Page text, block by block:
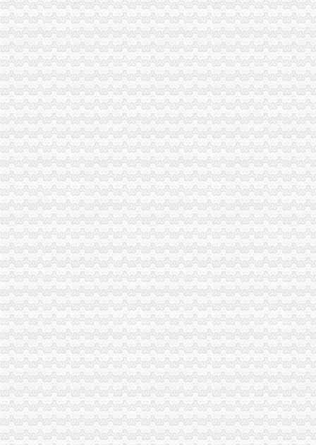
【招商银行渝中区马家堡自助银行】招商银行渝中区马家堡自助银行
说课唐令春重庆渝中区马家堡小学《可能》-原创-搜狐
重庆市渝中区马家堡小学评论怎么样-我要搜学网
【重庆市渝中区大坪制面厂马家堡饮食店】重庆市渝中区大坪制面厂
说课唐令春重庆渝中区马家堡小学《可能》—在线播放—优酷
重庆市渝中区马家堡粮店_重庆市_渝中区_企业在线
渝中区马家堡小学2017招生范围,马家堡小学6月24日报名-小学教育-
电子察上岗一个月渝中区马家堡路段变通畅重庆新闻联播—
重庆市渝中区人民
渝中区社区服务网-马家堡社区
渝中区马家堡小学2015招生简章及划片-重庆本地宝
渝中区马家堡小学_渝中区马家堡小学爱问问同学录频道
【重庆市—渝中区】马家堡发廊偶遇品美少女（申请毕业-曲罢论坛
重庆市渝中区马家堡小学2017年新生招生通告！_重庆幼升小_家长帮
重庆市渝中区-文章详细页
【招商银行渝中区马家堡自助银行】招商银行渝中区马家堡自助银行
重庆市渝中区马家堡小学评论怎么样-我要搜学网
“电子眼交巡”在渝中区马家堡上岗一个月_第1页-七一网
重庆市渝中区马家堡小学校歌—在线播放—优酷网,高清在线观看
重庆市渝中区马家堡小学评分-我要搜学网
2017年重庆二级建造师考试地点重庆市渝中区马家堡小学在哪？_二级
重庆市渝中区马家堡小学附近住宿
重庆市渝中区马家堡安利专卖店地址重庆市马家堡哪有卖安利产【今日
渝中区马家堡小学应急避难场所到马家堡怎么走？-住哪网
求助,在渝中区马家堡办过准生证MM帮忙说哈有些啥要求。-孕期闲聊
重庆市渝中区马家堡副食经营部饮料批发部
渝中区马家堡小学二年级三班二单元复习资料(一)_老师_新浪博客
[转载]渝中区马家堡小学二年级三班二单元复习资料(三)_萱萱_新浪
重庆市渝中区马家堡付食经营部长征付食门市_【信用信息_诉讼信息_
重庆市渝中区马家堡小学二年级3班歌咏比赛-原创-高清-爱奇艺